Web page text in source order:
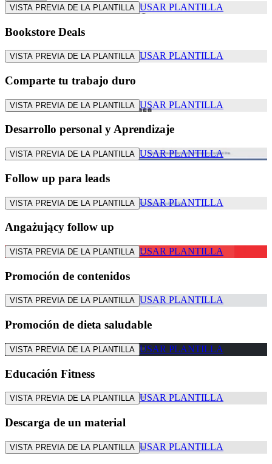
VISTA PREVIA DE LA PLANTILLA USAR PLANTILLA
Bookstore Deals
VISTA PREVIA DE LA PLANTILLA USAR PLANTILLA
Comparte tu trabajo duro
VISTA PREVIA DE LA PLANTILLA USAR PLANTILLA
Desarrollo personal y Aprendizaje
VISTA PREVIA DE LA PLANTILLA USAR PLANTILLA
Follow up para leads
VISTA PREVIA DE LA PLANTILLA USAR PLANTILLA
Angażujący follow up
VISTA PREVIA DE LA PLANTILLA USAR PLANTILLA
Promoción de contenidos
VISTA PREVIA DE LA PLANTILLA USAR PLANTILLA
Promoción de dieta saludable
VISTA PREVIA DE LA PLANTILLA USAR PLANTILLA
Educación Fitness
VISTA PREVIA DE LA PLANTILLA USAR PLANTILLA
Descarga de un material
VISTA PREVIA DE LA PLANTILLA USAR PLANTILLA